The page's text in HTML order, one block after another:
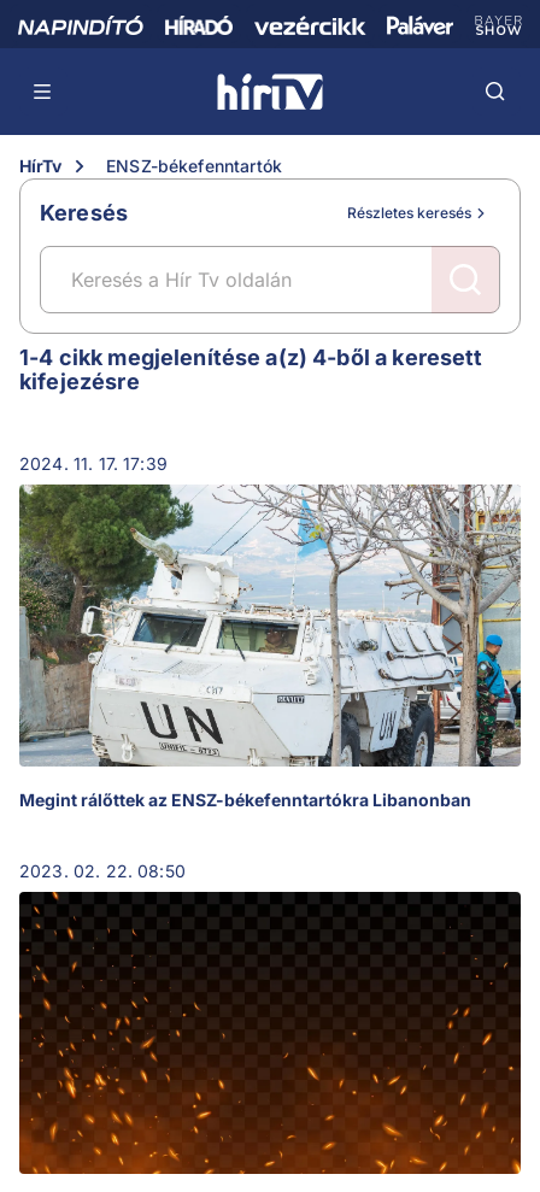
HírTv ENSZ-békefenntartók
Keresés Részletes keresés
ENSZ-békefenntartók
1-4 cikk megjelenítése a(z) 4-ből a keresett
kifejezésre
2024. 11. 17. 17:39
Megint rálőttek az ENSZ-békefenntartókra Libanonban
2023. 02. 22. 08:50